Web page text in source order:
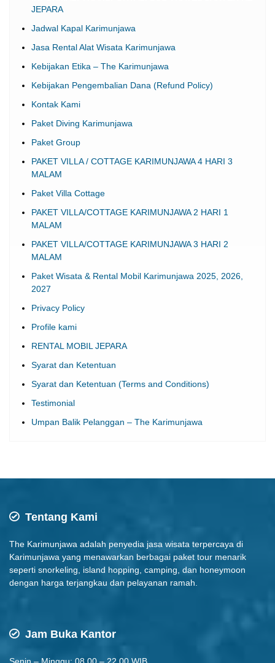
JEPARA
Jadwal Kapal Karimunjawa
Jasa Rental Alat Wisata Karimunjawa
Kebijakan Etika – The Karimunjawa
Kebijakan Pengembalian Dana (Refund Policy)
Kontak Kami
Paket Diving Karimunjawa
Paket Group
MALAM
Paket Villa Cottage
MALAM
MALAM
2027
Privacy Policy
Profile kami
RENTAL MOBIL JEPARA
Syarat dan Ketentuan
Syarat dan Ketentuan (Terms and Conditions)
Testimonial
The Karimunjawa adalah penyedia jasa wisata terpercaya di
Karimunjawa yang menawarkan berbagai paket tour menarik
seperti snorkeling, island hopping, camping, dan honeymoon